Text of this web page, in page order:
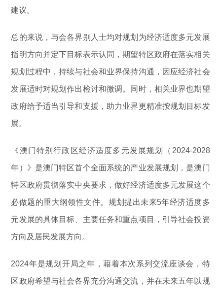
建议。
总的来说，与会各界别人士均对规划为经济适度多元发展
指明方向并定下目标表示认同，期望特区政府在落实相关
规划过程中，持续与社会和业界保持沟通，因应经济社会
发展适时对规划作出检讨和微调。同时，相关业界也期望
政府给予适当引导和支援，助力业界更精准按规划目标发
展。
《澳门特别行政区经济适度多元发展规划（2024-2028
年）》是澳门特区首个全面系统的产业发展规划，是澳门
特区政府贯彻落实中央要求，做好经济适度多元发展这个
必做题的重大纲领性文件。规划提出未来5年经济适度多
元发展的具体目标、主要任务和重点项目，引导社会投资
方向及居民发展方向。
2024年是规划开局之年，藉着本次系列交流座谈会，特
区政府希望与社会各界充分沟通交流，并在未来五年以规